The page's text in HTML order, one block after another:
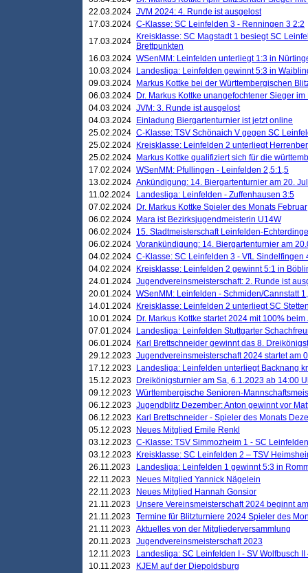
22.03.2024 JVM 2024: 4. Runde ist ausgelost
17.03.2024 C-Klasse: SC Leinfelden 3 - Renningen 3 2:2
17.03.2024
Kreisklasse: SC Magstadt 1 besiegt SC
Brettpunkten
16.03.2024 WSenMM: Leinfelden unterliegt 1:3 in
10.03.2024
Landesliga: Leinfelden gewinnt 5:3 in
09.03.2024
Markus Kottke bei der Württembergischen
06.03.2024
Dr. Markus Kottke unangefochtener Sieger
04.03.2024 JVM: 3. Runde ist ausgelost
04.03.2024
Einladung Biergartenturnier ist jetzt online
25.02.2024 C-Klasse: TSV Schönaich V gegen SC
25.02.2024
Kreisklasse: Leinfelden 2 unterliegt
25.02.2024
Markus Kottke qualifiziert sich für die
17.02.2024 WSenMM: Pfullingen - Leinfelden 2,5:1,5
13.02.2024 Ankündigung: 14. Biergartenturnier am 20.
11.02.2024
Landesliga: Leinfelden - Zuffenhausen 3:5
07.02.2024
Dr. Markus Kottke Spieler des Monats Februar
06.02.2024
Mara ist Bezirksjugendmeisterin U14W
06.02.2024 15. Stadtmeisterschaft Leinfelden-
06.02.2024 Vorankündigung: 14. Biergartenturnier am
04.02.2024 C-Klasse: SC Leinfelden 3 - VfL Sindelfingen
04.02.2024
Kreisklasse: Leinfelden 2 gewinnt 5:1 in
24.01.2024 Jugendvereinsmeisterschaft: 2. Runde ist
20.01.2024 WSenMM: Leinfelden - Schmiden/Cannstatt
14.01.2024
Kreisklasse: Leinfelden 2 unterliegt SC
10.01.2024
Dr. Markus Kottke startet 2024 mit 100%
07.01.2024
Landesliga: Leinfelden Stuttgarter
06.01.2024
Karl Brettschneider gewinnt das 8.
29.12.2023 Jugendvereinsmeisterschaft 2024 startet am
17.12.2023
Landesliga: Leinfelden unterliegt Backnang
15.12.2023
Dreikönigsturnier am Sa, 6.1.2023 ab 14:00
09.12.2023 Württembergische Senioren-
06.12.2023 Jugendblitz Dezember: Anton gewinnt vor
06.12.2023
Karl Brettschneider - Spieler des Monats
05.12.2023
Neues Mitglied Emile Renkl
03.12.2023 C-Klasse: TSV Simmozheim 1 - SC
03.12.2023
Kreisklasse: SC Leinfelden 2 – TSV
26.11.2023
Landesliga: Leinfelden 1 gewinnt 5:3 in
22.11.2023
Neues Mitglied Yannick Nägelein
22.11.2023
Neues Mitglied Hannah Gonsior
21.11.2023
Unsere Vereinsmeisterschaft 2024 beginnt
21.11.2023 Termine für Blitzturniere 2024 Spieler des
21.11.2023 Aktuelles von der Mitgliederversammlung
20.11.2023 Jugendvereinsmeisterschaft 2023
12.11.2023
Landesliga: SC Leinfelden I - SV Wolfbusch II
10.11.2023
KJEM auf der Diepoldsburg